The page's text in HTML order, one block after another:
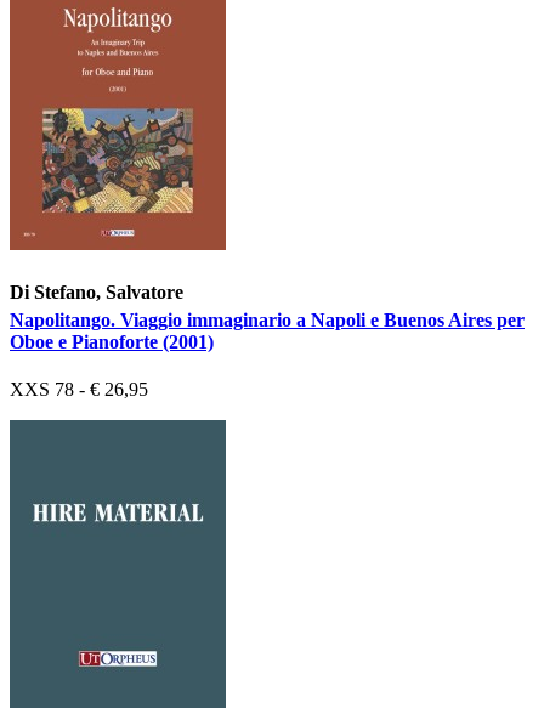
Di Stefano, Salvatore
Napolitango. Viaggio immaginario a Napoli e Buenos Aires per
Oboe e Pianoforte (2001)
XXS 78 - € 26,95